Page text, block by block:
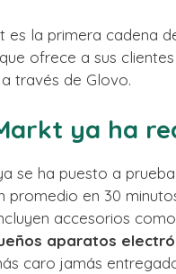
es la primera cadena
ofrece a sus clientes
través de Glovo.
ya ha
se ha puesto a
promedio en 30
accesorios como
aparatos
caro jamás